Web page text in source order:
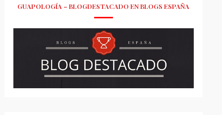
GUAPOLOGÍA – BLOGDESTACADO EN BLOGS ESPAÑA